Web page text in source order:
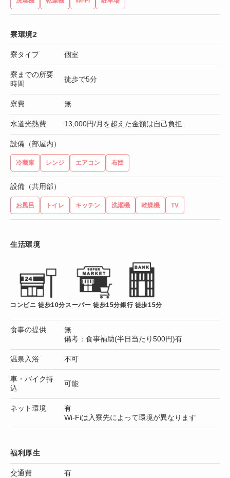
寮環境2
寮タイプ 個室
寮までの所要
時間
徒歩で5分
寮費 無
水道光熱費 13,000円/月を超えた金額は自己負担
設備（部屋内）
冷蔵庫 レンジ エアコン 布団
設備（共用部）
お風呂 トイレ キッチン 洗濯機 乾燥機 TV
生活環境
コンビニ 徒歩10分 スーパー 徒歩15分銀行 徒歩15分
食事の提供
無
備考：食事補助(半日当たり500円)有
温泉入浴 不可
車・バイク持
込
可能
ネット環境
有
Wi-Fiは入寮先によって環境が異なります
福利厚生
交通費 有